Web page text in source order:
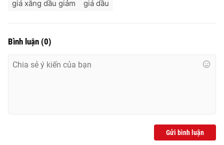
giá xăng dầu giảm
giá dầu
Bình luận (0)
Gửi bình luận